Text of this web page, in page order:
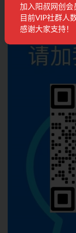
会
联系客服
加入阳叔网创会
目前VIP社群人
感谢大家支持！